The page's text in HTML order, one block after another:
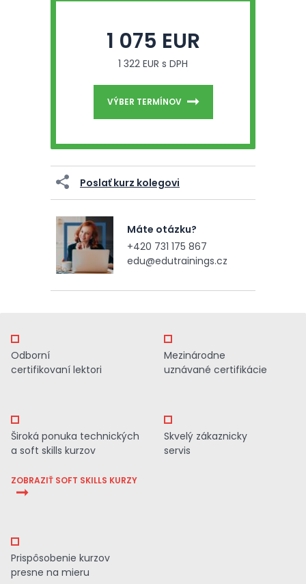
1 075 EUR
1 322 EUR s DPH
VÝBER TERMÍNOV
Poslať kurz kolegovi
Máte otázku?
+420 731 175 867
edu@edutrainings.cz
Odborní
certifikovaní lektori
Mezinárodne
uznávané certifikácie
Široká ponuka technických
a soft skills kurzov
ZOBRAZIŤ SOFT SKILLS KURZY
Skvelý zákaznicky
servis
Prispôsobenie kurzov
presne na mieru